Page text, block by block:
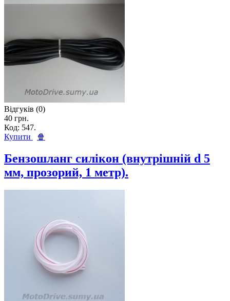
Відгуків (0)
40 грн.
Код: 547.
Купити
🍿
Бензошланг силікон (внутрішній d 5
мм, прозорий, 1 метр).